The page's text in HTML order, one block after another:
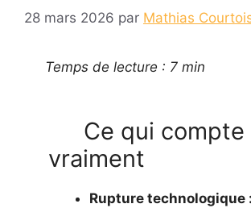
28 mars 2026 par Mathias
Temps de lecture : 7 min
Ce qui compte
vraiment
Rupture technologique :